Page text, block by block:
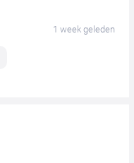
1 week geleden